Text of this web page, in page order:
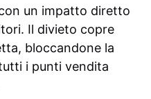
un impatto diretto
Il divieto copre
bloccandone la
i punti vendita